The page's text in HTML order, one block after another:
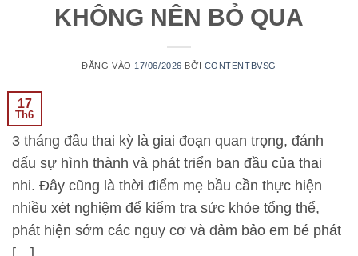
KHÔNG NÊN BỎ QUA
ĐĂNG VÀO 17/06/2026 BỞI CONTENTBVSG
17
Th6
3 tháng đầu thai kỳ là giai đoạn quan trọng, đánh
dấu sự hình thành và phát triển ban đầu của thai
nhi. Đây cũng là thời điểm mẹ bầu cần thực hiện
nhiều xét nghiệm để kiểm tra sức khỏe tổng thể,
phát hiện sớm các nguy cơ và đảm bảo em bé phát
[…]